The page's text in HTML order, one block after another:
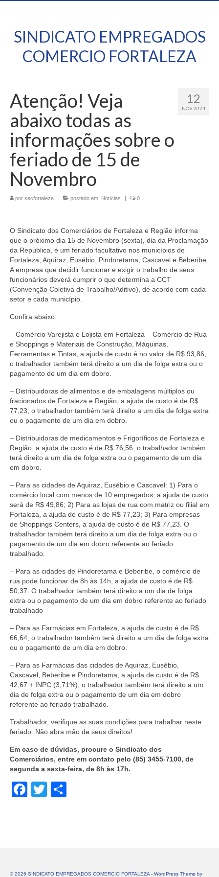
SINDICATO EMPREGADOS
COMERCIO FORTALEZA
12
NOV 2024
Atenção! Veja
abaixo todas as
informações sobre o
feriado de 15 de
Novembro
por secfortaleza | postado em: Notícias | 0
O Sindicato dos Comerciários de Fortaleza e Região informa
que o próximo dia 15 de Novembro (sexta), dia da Proclamação
da República, é um feriado facultativo nos municípios de
Fortaleza, Aquiraz, Eusébio, Pindoretama, Cascavel e Beberibe.
A empresa que decidir funcionar e exigir o trabalho de seus
funcionários deverá cumprir o que determina a CCT
(Convenção Coletiva de Trabalho/Aditivo), de acordo com cada
setor e cada município.
Confira abaixo:
– Comércio Varejista e Lojista em Fortaleza – Comércio de Rua
e Shoppings e Materiais de Construção, Máquinas,
Ferramentas e Tintas, a ajuda de custo é no valor de R$ 93,86,
o trabalhador também terá direito a um dia de folga extra ou o
pagamento de um dia em dobro.
– Distribuidoras de alimentos e de embalagens múltiplos ou
fracionados de Fortaleza e Região, a ajuda de custo é de R$
77,23, o trabalhador também terá direito a um dia de folga extra
ou o pagamento de um dia em dobro.
– Distribuidoras de medicamentos e Frigoríficos de Fortaleza e
Região, a ajuda de custo é de R$ 76,56, o trabalhador também
terá direito a um dia de folga extra ou o pagamento de um dia
em dobro.
– Para as cidades de Aquiraz, Eusébio e Cascavel: 1) Para o
comércio local com menos de 10 empregados, a ajuda de custo
será de R$ 49,86; 2) Para as lojas de rua com matriz ou filial em
Fortaleza, a ajuda de custo é de R$ 77,23; 3) Para empresas
de Shoppings Centers, a ajuda de custo é de R$ 77,23. O
trabalhador também terá direito a um dia de folga extra ou o
pagamento de um dia em dobro referente ao feriado
trabalhado.
– Para as cidades de Pindoretama e Beberibe, o comércio de
rua pode funcionar de 8h às 14h, a ajuda de custo é de R$
50,37. O trabalhador também terá direito a um dia de folga
extra ou o pagamento de um dia em dobro referente ao feriado
trabalhado
– Para as Farmácias em Fortaleza, a ajuda de custo é de R$
66,64, o trabalhador também terá direito a um dia de folga extra
ou o pagamento de um dia em dobro.
– Para as Farmácias das cidades de Aquiraz, Eusébio,
Cascavel, Beberibe e Pindoretama, a ajuda de custo é de R$
42,67 + INPC (3,71%), o trabalhador também terá direito a um
dia de folga extra ou o pagamento de um dia em dobro
referente ao feriado trabalhado.
Trabalhador, verifique as suas condições para trabalhar neste
feriado. Não abra mão de seus direitos!
Em caso de dúvidas, procure o Sindicato dos
Comerciários, entre em contato pelo (85) 3455-7100, de
segunda a sexta-feira, de 8h às 17h.
Facebook
Twitter
© 2026 SINDICATO EMPREGADOS COMERCIO FORTALEZA - WordPress Theme by